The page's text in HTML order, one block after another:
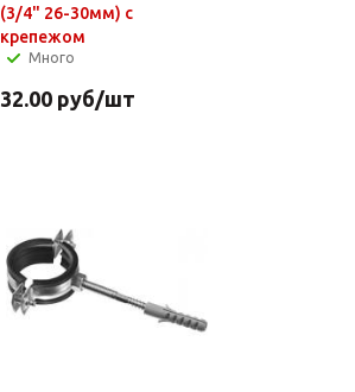
(3/4" 26-30мм) с
крепежом
Много
32.00руб/шт